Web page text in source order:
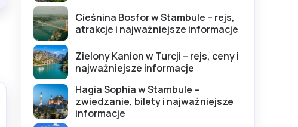
Cieśnina Bosfor w Stambule – rejs,
atrakcje i najważniejsze informacje
Zielony Kanion w Turcji – rejs, ceny i
najważniejsze informacje
Hagia Sophia w Stambule –
zwiedzanie, bilety i najważniejsze
informacje